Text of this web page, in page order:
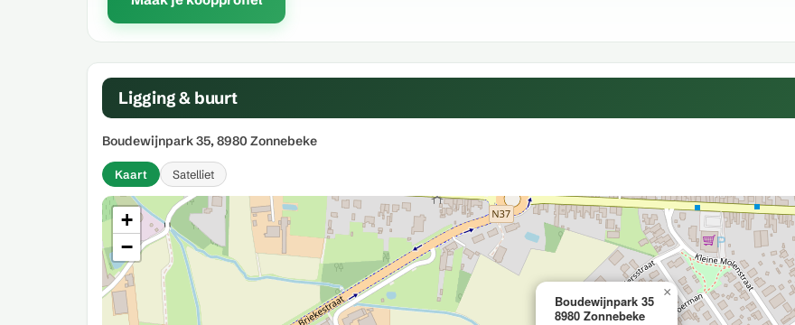
Ligging & buurt
Boudewijnpark 35, 8980 Zonnebeke
Kaart Satelliet
Boudewijnpark 35
8980 Zonnebeke
×
+
−